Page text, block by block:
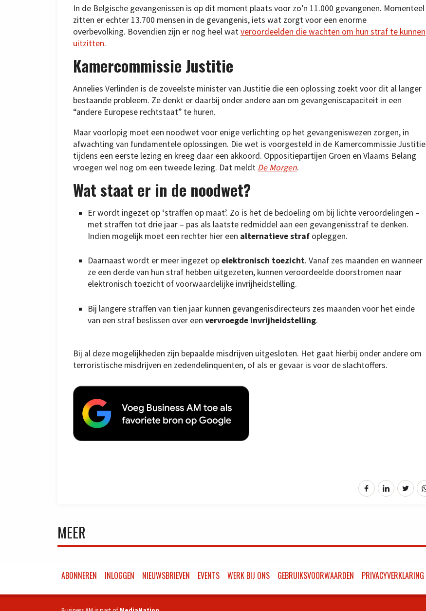
In de Belgische gevangenissen is op dit moment plaats voor zo’n 11.000 gevangenen. Momenteel
zitten er echter 13.700 mensen in de gevangenis, iets wat zorgt voor een enorme
overbevolking. Bovendien zijn er nog heel watveroordeelden die wachten om hun straf te kunnen
uitzitten.
Kamercommissie Justitie
Annelies Verlinden is de zoveelste minister van Justitie die een oplossing zoekt voor dit al langer
bestaande probleem. Ze denkt er daarbij onder andere aan om gevangeniscapaciteit in een
“andere Europese rechtstaat” te huren.
Maar voorlopig moet een noodwet voor enige verlichting op het gevangeniswezen zorgen, in
afwachting van fundamentele oplossingen. Die wet is voorgesteld in de Kamercommissie Justitie
tijdens een eerste lezing en kreeg daar een akkoord. Oppositiepartijen Groen en Vlaams Belang
vroegen wel nog om een tweede lezing. Dat meldt De Morgen.
Wat staat er in de noodwet?
Er wordt ingezet op ‘straffen op maat’. Zo is het de bedoeling om bij lichte veroordelingen –
met straffen tot drie jaar – pas als laatste redmiddel aan een gevangenisstraf te denken.
Indien mogelijk moet een rechter hier een alternatieve straf opleggen.
Daarnaast wordt er meer ingezet opelektronisch toezicht. Vanaf zes maanden en wanneer
ze een derde van hun straf hebben uitgezeten, kunnen veroordeelde doorstromen naar
elektronisch toezicht of voorwaardelijke invrijheidstelling.
Bij langere straffen van tien jaar kunnen gevangenisdirecteurs zes maanden voor het einde
van een straf beslissen over een vervroegde invrijheidstelling.
Bij al deze mogelijkheden zijn bepaalde misdrijven uitgesloten. Het gaat hierbij onder andere om
terroristische misdrijven en zedendelinquenten, of als er gevaar is voor de slachtoffers.
MEER
ABONNEREN INLOGGEN NIEUWSBRIEVEN EVENTS WERK BIJ ONS GEBRUIKSVOORWAARDEN PRIVACYVERKLARING